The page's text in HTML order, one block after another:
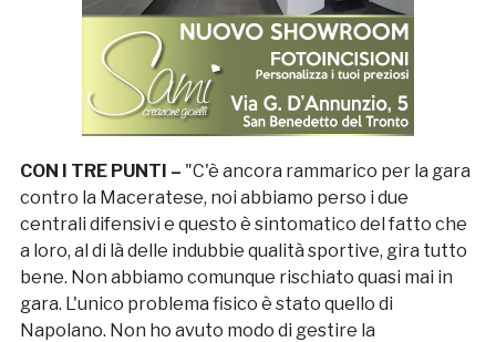
CON I TRE PUNTI – "C'è ancora rammarico per la gara
contro la Maceratese, noi abbiamo perso i due
centrali difensivi e questo è sintomatico del fatto che
a loro, al di là delle indubbie qualità sportive, gira tutto
bene. Non abbiamo comunque rischiato quasi mai in
gara. L'unico problema fisico è stato quello di
Napolano. Non ho avuto modo di gestire la